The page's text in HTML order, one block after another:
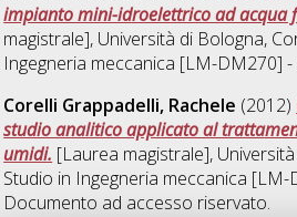
impianto mini-idroelettrico ad acqua
magistrale], Università di Bologna,
Ingegneria meccanica [LM-DM270] -
Corelli Grappadelli, Rachele (2012)
studio analitico applicato al
umidi. [Laurea magistrale],
Studio in Ingegneria meccanica
Documento ad accesso riservato.